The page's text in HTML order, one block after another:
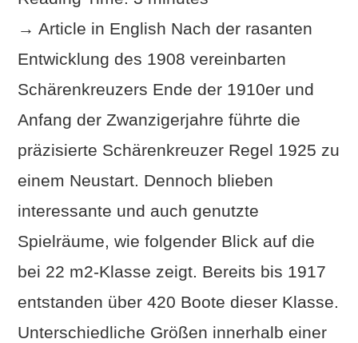
→ Article in English Nach der rasanten
Entwicklung des 1908 vereinbarten
Schärenkreuzers Ende der 1910er und
Anfang der Zwanzigerjahre führte die
präzisierte Schärenkreuzer Regel 1925 zu
einem Neustart. Dennoch blieben
interessante und auch genutzte
Spielräume, wie folgender Blick auf die
bei 22 m2-Klasse zeigt. Bereits bis 1917
entstanden über 420 Boote dieser Klasse.
Unterschiedliche Größen innerhalb einer